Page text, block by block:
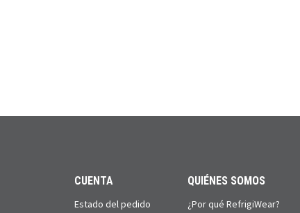
CUENTA
Estado del pedido
QUIÉNES SOMOS
¿Por qué RefrigiWear?